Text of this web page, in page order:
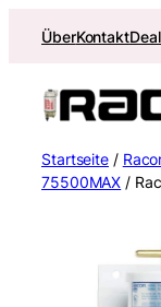
InhaltÜberKontakt
Startseite /
75500MAX /